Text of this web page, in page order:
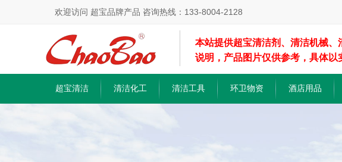
欢迎访问 超宝品牌产品 咨询热线：133-8004-2128
本站提供超宝清洁剂、清洁机械
说明，产品图片仅供参考，具体以
超宝清洁 清洁化工 清洁工具 环卫物资 酒店用品